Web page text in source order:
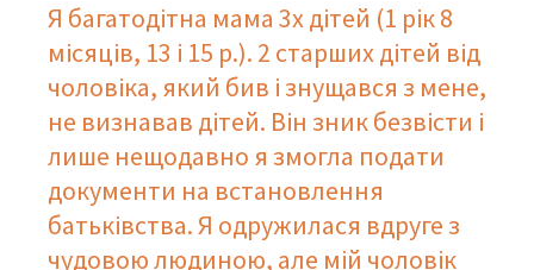
Я багатодітна мама 3х дітей (1 рік 8
місяців, 13 і 15 р.). 2 старших дітей від
чоловіка, який бив і знущався з мене,
не визнавав дітей. Він зник безвісти і
лише нещодавно я змогла подати
документи на встановлення
батьківства. Я одружилася вдруге з
чудовою людиною, але мій чоловік